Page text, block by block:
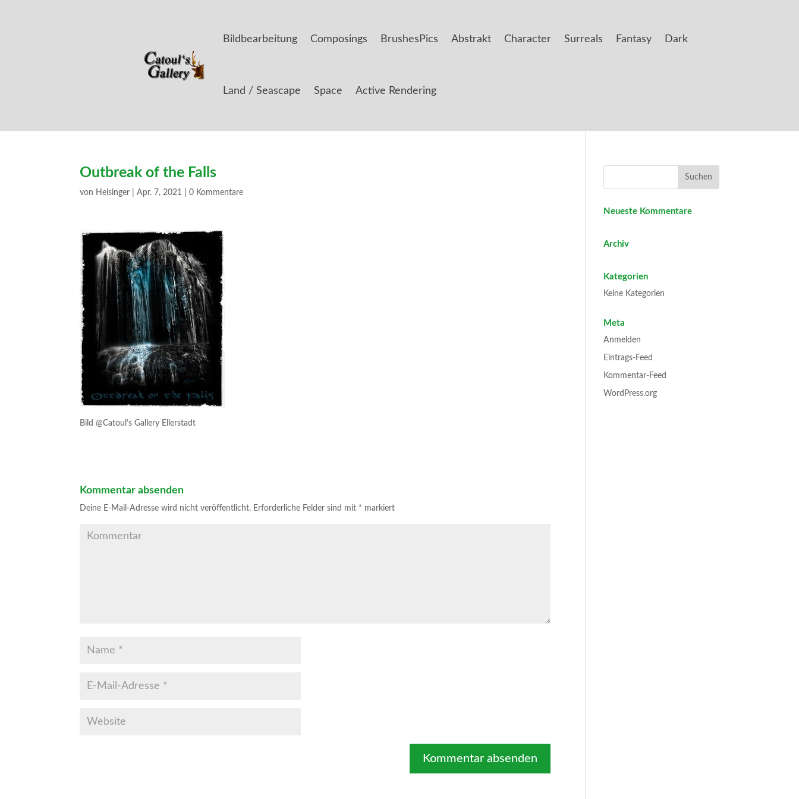
Bildbearbeitung Composings BrushesPics Abstrakt Character Surreals Fantasy Dark
Land / Seascape Space Active Rendering
Outbreak of the Falls
von Heisinger |Apr. 7, 2021 |0 Kommentare
Bild @Catoul’s Gallery Ellerstadt
Kommentar absenden
Deine E-Mail-Adresse wird nicht veröffentlicht. Erforderliche Felder sind mit * markiert
Neueste Kommentare
Archiv
Kategorien
Keine Kategorien
Meta
Anmelden
Eintrags-Feed
Kommentar-Feed
WordPress.org